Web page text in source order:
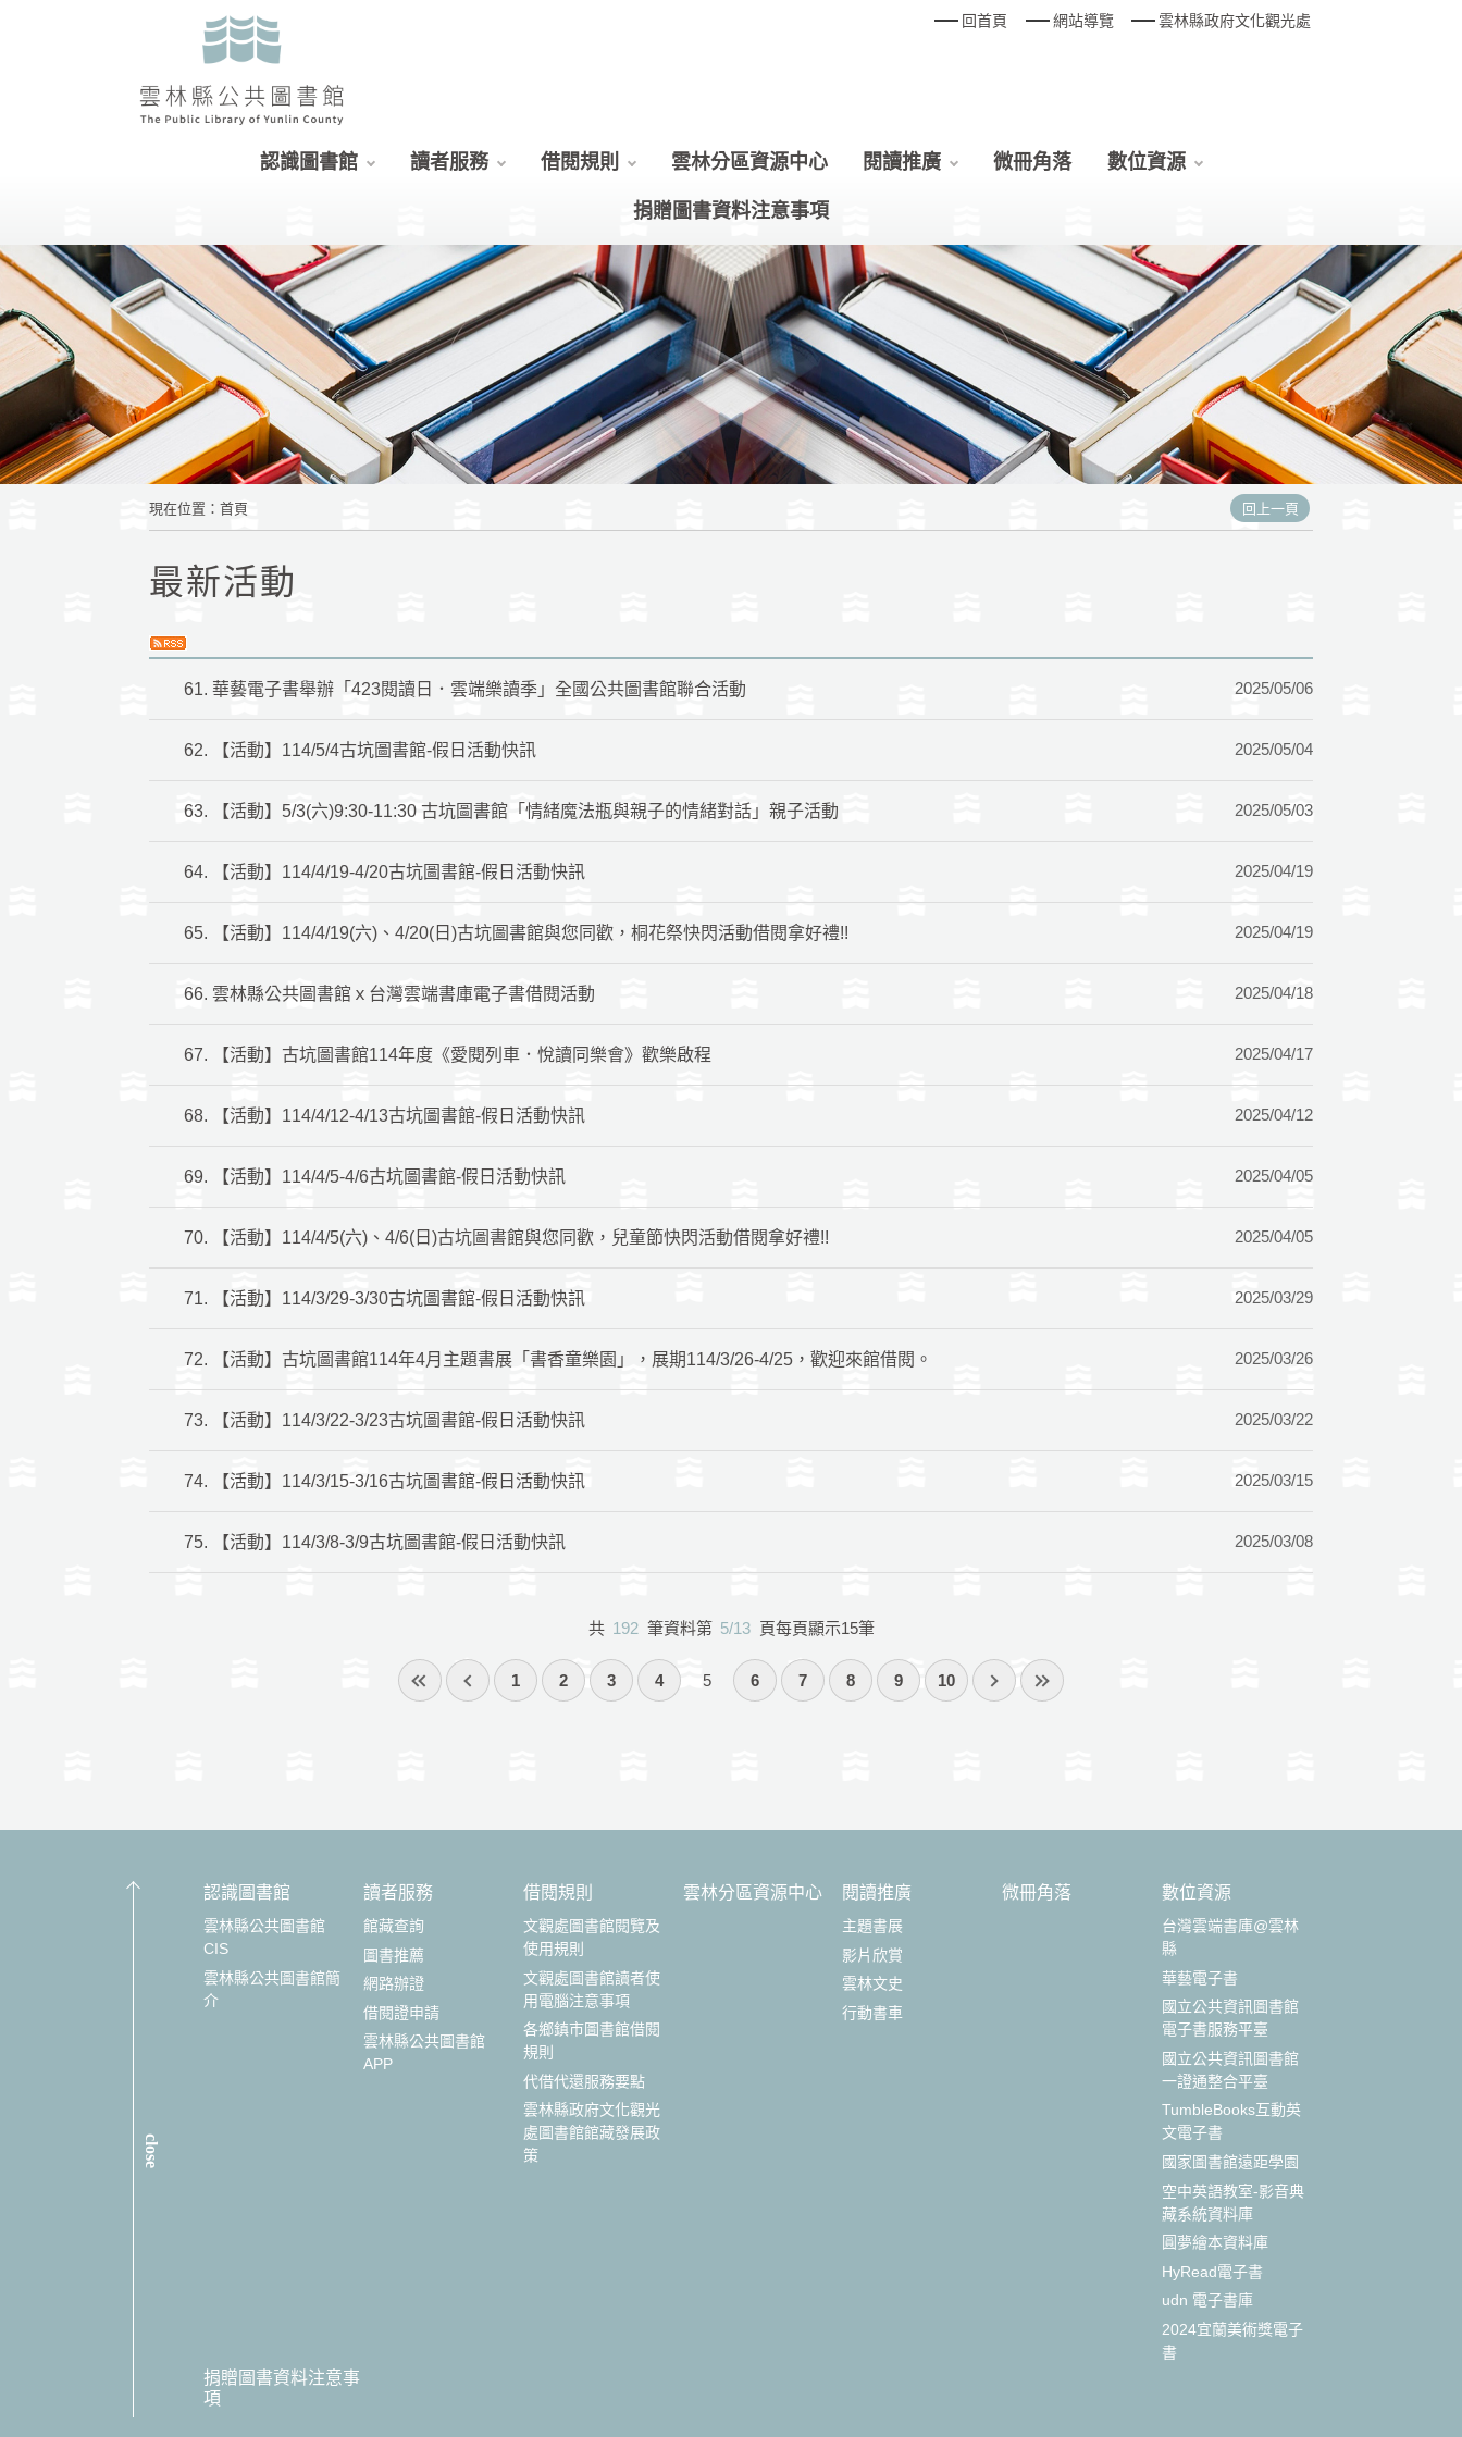
回首頁 網站導覽 雲林縣政府文化觀光處
認識圖書館 讀者服務 借閱規則 雲林分區資源中心 閱讀推廣 微冊角落 數位資源
捐贈圖書資料注意事項
:::
現在位置 ： 首頁 回上一頁
最新活動
61. 華藝電子書舉辦「423閱讀日．雲端樂讀季」全國公共圖書館聯合活動 2025/05/06
62. 【活動】114/5/4古坑圖書館-假日活動快訊 2025/05/04
63. 【活動】5/3(六)9:30-11:30 古坑圖書館「情緒魔法瓶與親子的情緒對話」親子活動 2025/05/03
64. 【活動】114/4/19-4/20古坑圖書館-假日活動快訊 2025/04/19
65. 【活動】114/4/19(六)、4/20(日)古坑圖書館與您同歡，桐花祭快閃活動借閱拿好禮!! 2025/04/19
66. 雲林縣公共圖書館ｘ台灣雲端書庫電子書借閱活動 2025/04/18
67. 【活動】古坑圖書館114年度《愛閱列車．悅讀同樂會》歡樂啟程 2025/04/17
68. 【活動】114/4/12-4/13古坑圖書館-假日活動快訊 2025/04/12
69. 【活動】114/4/5-4/6古坑圖書館-假日活動快訊 2025/04/05
70. 【活動】114/4/5(六)、4/6(日)古坑圖書館與您同歡，兒童節快閃活動借閱拿好禮!! 2025/04/05
71. 【活動】114/3/29-3/30古坑圖書館-假日活動快訊 2025/03/29
72. 【活動】古坑圖書館114年4月主題書展「書香童樂園」，展期114/3/26-4/25，歡迎來館借閱。 2025/03/26
73. 【活動】114/3/22-3/23古坑圖書館-假日活動快訊 2025/03/22
74. 【活動】114/3/15-3/16古坑圖書館-假日活動快訊 2025/03/15
75. 【活動】114/3/8-3/9古坑圖書館-假日活動快訊 2025/03/08
共 192 筆資料第 5/13 頁每頁顯示15筆
1 2 3 4 5 6 7 8 9 10
close
認識圖書館
雲林縣公共圖書館
CIS
雲林縣公共圖書館簡
介
讀者服務
館藏查詢
圖書推薦
網路辦證
借閱證申請
雲林縣公共圖書館
APP
借閱規則
文觀處圖書館閱覽及
使用規則
文觀處圖書館讀者使
用電腦注意事項
各鄉鎮市圖書館借閱
規則
代借代還服務要點
雲林縣政府文化觀光
處圖書館館藏發展政
策
雲林分區資源中心 閱讀推廣
主題書展
影片欣賞
雲林文史
行動書車
微冊角落 數位資源
台灣雲端書庫@雲林
縣
華藝電子書
國立公共資訊圖書館
電子書服務平臺
國立公共資訊圖書館
一證通整合平臺
TumbleBooks互動英
文電子書
國家圖書館遠距學園
空中英語教室-影音典
藏系統資料庫
圓夢繪本資料庫
HyRead電子書
udn 電子書庫
2024宜蘭美術獎電子
書
捐贈圖書資料注意事
項